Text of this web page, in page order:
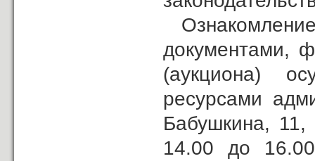
документами,
(аукциона)
ресурсами
Бабушкина,
14.00 до